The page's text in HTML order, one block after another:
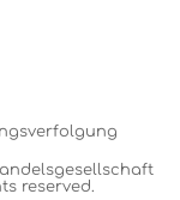
reserved.